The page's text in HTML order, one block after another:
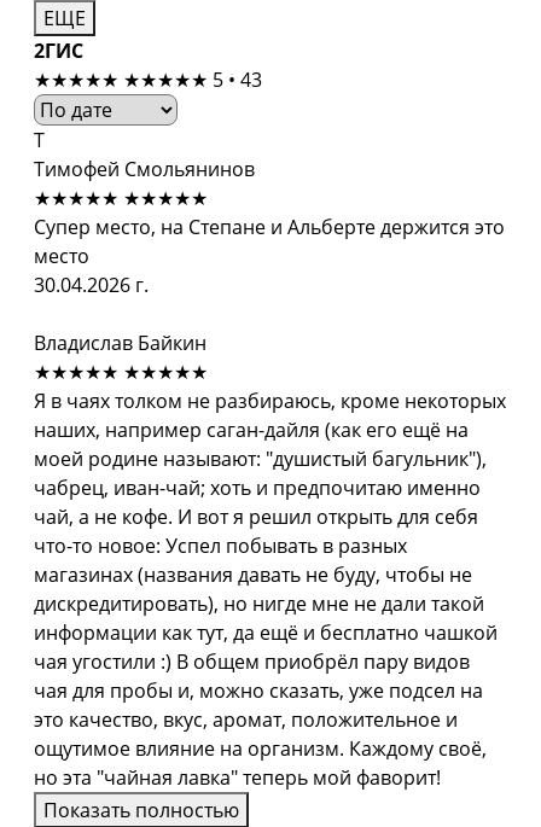
ЕЩЕ
2ГИС
★★★★★ ★★★★★ 5 • 43
Т
Тимофей Смольянинов
★★★★★ ★★★★★
Супер место, на Степане и Альберте держится это
место
30.04.2026 г.
Владислав Байкин
★★★★★ ★★★★★
Я в чаях толком не разбираюсь, кроме некоторых
наших, например саган-дайля (как его ещё на
моей родине называют: "душистый багульник"),
чабрец, иван-чай; хоть и предпочитаю именно
чай, а не кофе. И вот я решил открыть для себя
что-то новое: Успел побывать в разных
магазинах (названия давать не буду, чтобы не
дискредитировать), но нигде мне не дали такой
информации как тут, да ещё и бесплатно чашкой
чая угостили :) В общем приобрёл пару видов
чая для пробы и, можно сказать, уже подсел на
это качество, вкус, аромат, положительное и
ощутимое влияние на организм. Каждому своё,
но эта "чайная лавка" теперь мой фаворит!
Показать полностью